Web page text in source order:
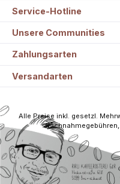
Service-Hotline
Unsere Communities
Zahlungsarten
Versandarten
Alle Preise inkl. gesetzl.